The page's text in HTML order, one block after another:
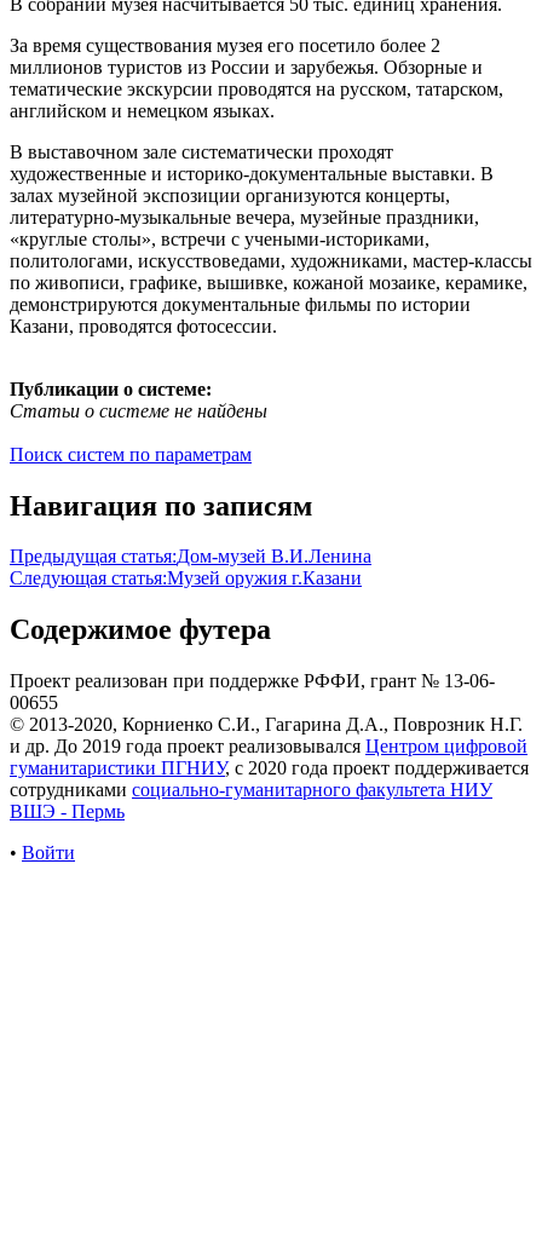
За время существования музея его посетило более 2
миллионов туристов из России и зарубежья. Обзорные и
тематические экскурсии проводятся на русском, татарском,
английском и немецком языках.
В выставочном зале систематически проходят
художественные и историко-документальные выставки. В
залах музейной экспозиции организуются концерты,
литературно-музыкальные вечера, музейные праздники,
«круглые столы», встречи с учеными-историками,
политологами, искусствоведами, художниками, мастер-классы
по живописи, графике, вышивке, кожаной мозаике, керамике,
демонстрируются документальные фильмы по истории
Казани, проводятся фотосессии.
Публикации о системе:
Статьи о системе не найдены
Поиск систем по параметрам
Навигация по записям
Предыдущая статья:Дом-музей В.И.Ленина
Следующая статья:Музей оружия г.Казани
Содержимое футера
Проект реализован при поддержке РФФИ, грант № 13-06-
00655
© 2013-2020, Корниенко С.И., Гагарина Д.А., Поврозник Н.Г.
и др. До 2019 года проект реализовывался Центром цифровой
гуманитаристики ПГНИУ, с 2020 года проект поддерживается
сотрудниками социально-гуманитарного факультета НИУ
ВШЭ - Пермь
• Войти